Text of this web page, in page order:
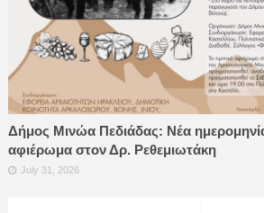
Δήμος Μινώα Πεδιάδας: Νέα ημερομηνία
αφιέρωμα στον Δρ. Ρεθεμιωτάκη
July 31, 2026